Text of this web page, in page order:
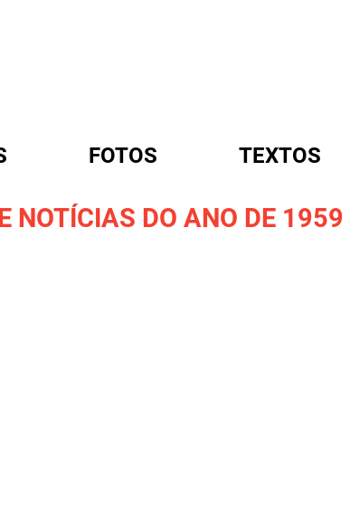
FOTOS TEXTOS
NOTÍCIAS DO ANO DE 1959